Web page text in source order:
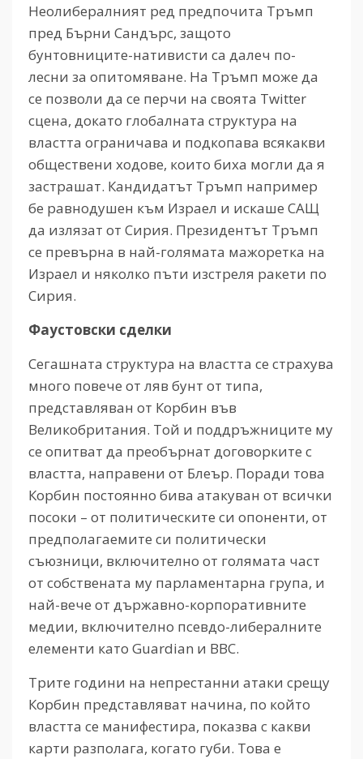
Неолибералният ред предпочита Тръмп
пред Бърни Сандърс, защото
бунтовниците-нативисти са далеч по-
лесни за опитомяване. На Тръмп може да
се позволи да се перчи на своята Twitter
сцена, докато глобалната структура на
властта ограничава и подкопава всякакви
обществени ходове, които биха могли да я
застрашат. Кандидатът Тръмп например
бе равнодушен към Израел и искаше САЩ
да излязат от Сирия. Президентът Тръмп
се превърна в най-голямата мажоретка на
Израел и няколко пъти изстреля ракети по
Сирия.
Фаустовски сделки
Сегашната структура на властта се страхува
много повече от ляв бунт от типа,
представляван от Корбин във
Великобритания. Той и поддръжниците му
се опитват да преобърнат договорките с
властта, направени от Блеър. Поради това
Корбин постоянно бива атакуван от всички
посоки – от политическите си опоненти, от
предполагаемите си политически
съюзници, включително от голямата част
от собствената му парламентарна група, и
най-вече от държавно-корпоративните
медии, включително псевдо-либералните
елементи като Guardian и BBC.
Трите години на непрестанни атаки срещу
Корбин представляват начина, по който
властта се манифестира, показва с какви
карти разполага, когато губи. Това е